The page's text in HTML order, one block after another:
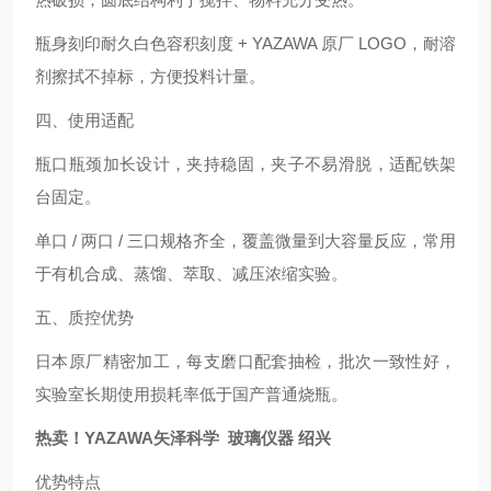
瓶身刻印耐久白色容积刻度 + YAZAWA 原厂 LOGO，耐溶
剂擦拭不掉标，方便投料计量。
四、使用适配
瓶口瓶颈加长设计，夹持稳固，夹子不易滑脱，适配铁架
台固定。
单口 / 两口 / 三口规格齐全，覆盖微量到大容量反应，常用
于有机合成、蒸馏、萃取、减压浓缩实验。
五、质控优势
日本原厂精密加工，每支磨口配套抽检，批次一致性好，
实验室长期使用损耗率低于国产普通烧瓶。
热卖！YAZAWA矢泽科学 玻璃仪器 绍兴
优势特点